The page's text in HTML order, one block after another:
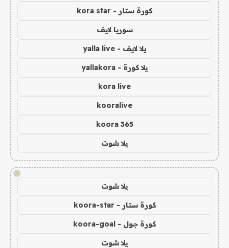
كورة ستار - kora star
سوريا لايف
يلا لايف - yalla live
يلا كورة - yallakora
kora live
kooralive
koora 365
يلا شوت
!
يلا شوت
كورة ستار - koora-star
كورة جول - koora-goal
يلا شوت